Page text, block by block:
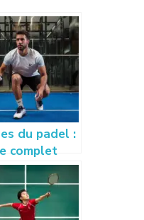
du padel :
complet
bien
ce